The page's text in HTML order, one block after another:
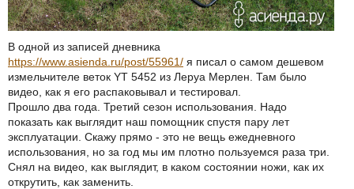
В одной из записей дневника
https://www.asienda.ru/post/55961/ я писал о самом дешевом
измельчителе веток YT 5452 из Леруа Мерлен. Там было
видео, как я его распаковывал и тестировал.
Прошло два года. Третий сезон использования. Надо
показать как выглядит наш помощник спустя пару лет
эксплуатации. Скажу прямо - это не вещь ежедневного
использования, но за год мы им плотно пользуемся раза три.
Снял на видео, как выглядит, в каком состоянии ножи, как их
открутить, как заменить.